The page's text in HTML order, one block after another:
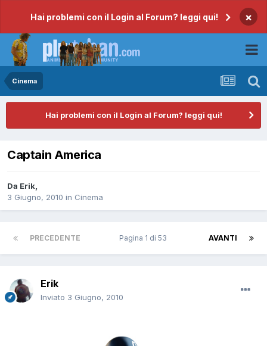
Hai problemi con il Login al Forum? leggi qui! ×
Cinema
Hai problemi con il Login al Forum? leggi qui!
Captain America
Da Erik,
3 Giugno, 2010 in Cinema
PRECEDENTE AVANTI
Pagina 1 di 53
Erik
Inviato 3 Giugno, 2010